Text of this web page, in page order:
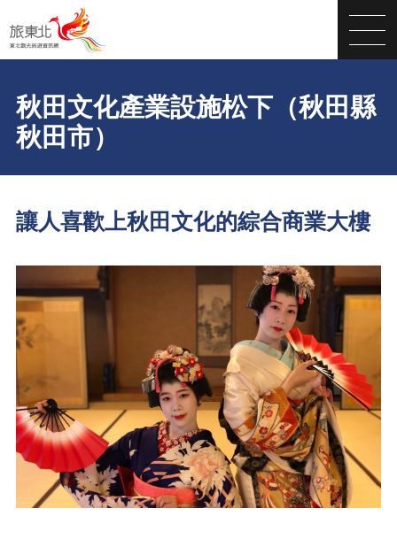
秋田文化產業設施松下（秋田縣
秋田市）
讓人喜歡上秋田文化的綜合商業大樓